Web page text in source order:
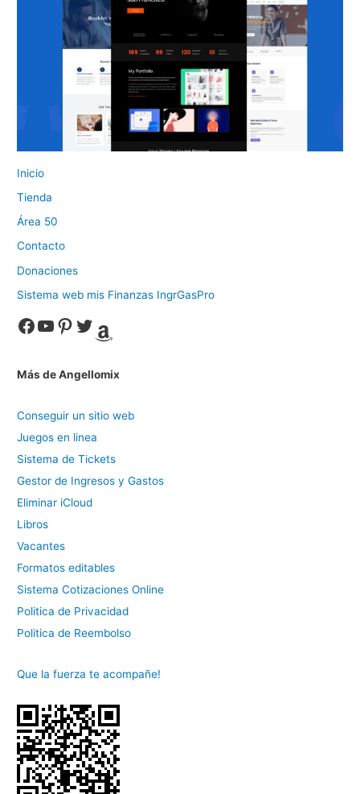
Inicio
Tienda
Área 50
Contacto
Donaciones
Sistema web mis Finanzas IngrGasPro
Facebook YouTube Pinterest Twitter Amazon
Más de Angellomix
Conseguir un sitio web
Juegos en linea
Sistema de Tickets
Gestor de Ingresos y Gastos
Eliminar iCloud
Libros
Vacantes
Formatos editables
Sistema Cotizaciones Online
Politica de Privacidad
Politica de Reembolso
Que la fuerza te acompañe!